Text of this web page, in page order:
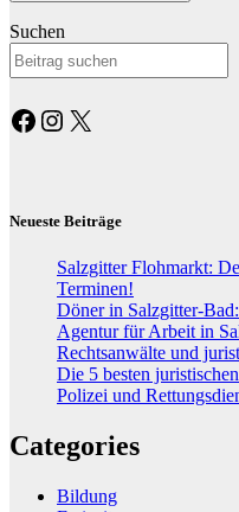
Suchen
Facebook
Instagram
X
Neueste Beiträge
Salzgitter Flohmarkt:
Terminen!
Döner in Salzgitter-
Agentur für Arbeit in
Rechtsanwälte und
Die 5 besten
Polizei und
Categories
Bildung